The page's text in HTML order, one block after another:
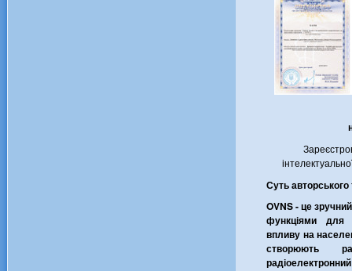
Суть авторського
OVNS - це
функціями для
впливу на
створюють
радіоелектронний